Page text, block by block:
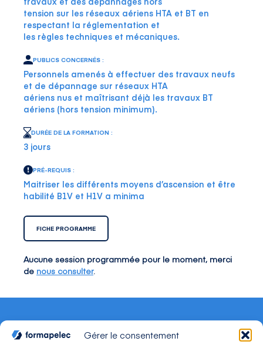
Gérer le consentement
tension sur les réseaux aériens HTA et BT en
respectant la réglementation et
les règles techniques et mécaniques.
PUBLICS CONCERNÉS :
Personnels amenés à effectuer des travaux neufs
et de dépannage sur réseaux HTA
aériens nus et maîtrisant déjà les travaux BT
aériens (hors tension minimum).
DURÉE DE LA FORMATION :
3 jours
PRÉ-REQUIS :
Maitriser les différents moyens d’ascension et être
habilité B1V et H1V a minima
FICHE PROGRAMME
Aucune session programmée pour le moment, merci
de nous consulter.